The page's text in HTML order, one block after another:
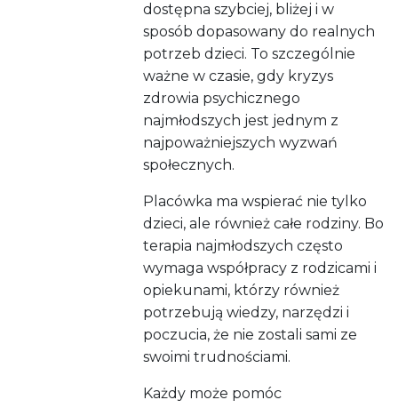
dostępna szybciej, bliżej i w
sposób dopasowany do realnych
potrzeb dzieci. To szczególnie
ważne w czasie, gdy kryzys
zdrowia psychicznego
najmłodszych jest jednym z
najpoważniejszych wyzwań
społecznych.
Placówka ma wspierać nie tylko
dzieci, ale również całe rodziny. Bo
terapia najmłodszych często
wymaga współpracy z rodzicami i
opiekunami, którzy również
potrzebują wiedzy, narzędzi i
poczucia, że nie zostali sami ze
swoimi trudnościami.
Każdy może pomóc